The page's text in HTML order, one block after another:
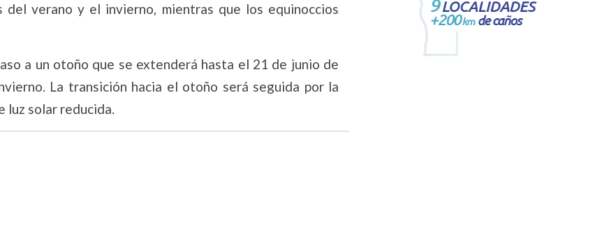
verano y el invierno, mientras que los equinoccios
a un otoño que se extenderá hasta el 21 de junio de
La transición hacia el otoño será seguida por la
luz solar reducida.